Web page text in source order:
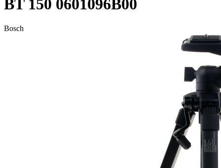
BT 150 0601096B00
Bosch